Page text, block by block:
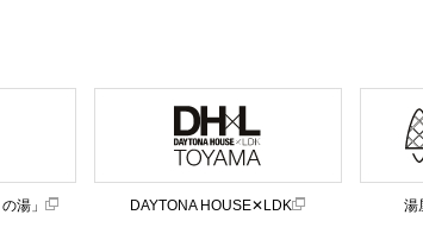
湯」 DAYTONA HOUSE✕LDK 湯